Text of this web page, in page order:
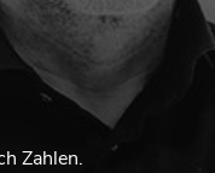
Zahlen.